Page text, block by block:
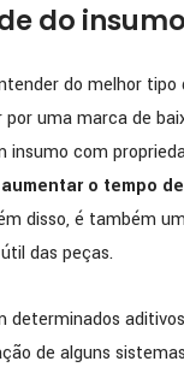
do insumo
do melhor
uma marca de
insumo com
aumentar o tempo
disso, é também
das peças.
determinados
de alguns